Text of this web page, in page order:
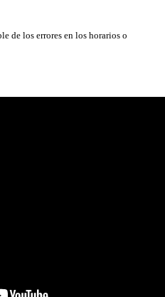
de los errores en los horarios o